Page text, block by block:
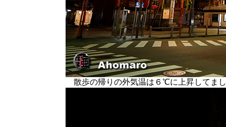
散歩の帰りの外気温は６℃に上昇してま